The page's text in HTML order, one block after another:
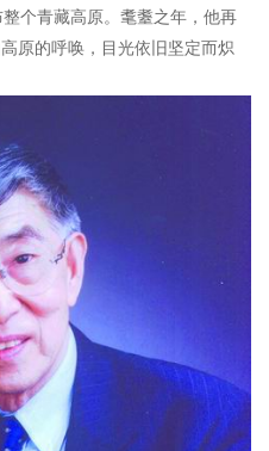
个青藏高原。耄耋之年，他再
原的呼唤，目光依旧坚定而炽